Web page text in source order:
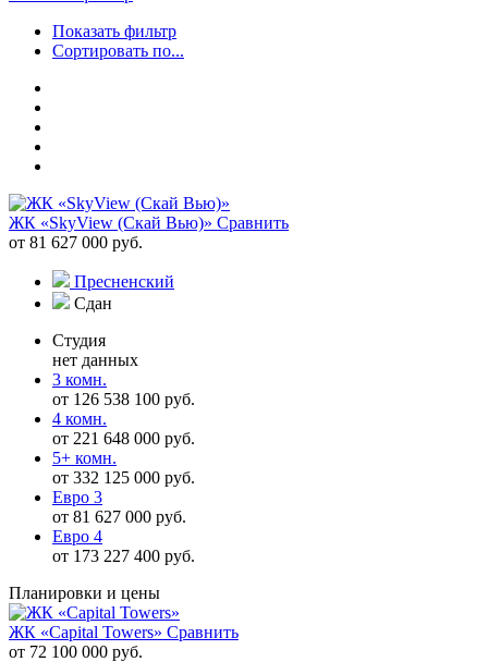
Показать фильтр
Сортировать по...
ЖК «SkyView (Скай Вью)» Сравнить
от 81 627 000 руб.
Пресненский
Сдан
Студия
нет данных
3 комн.
от 126 538 100 руб.
4 комн.
от 221 648 000 руб.
5+ комн.
от 332 125 000 руб.
Евро 3
от 81 627 000 руб.
Евро 4
от 173 227 400 руб.
Планировки и цены
ЖК «Capital Towers» Сравнить
от 72 100 000 руб.